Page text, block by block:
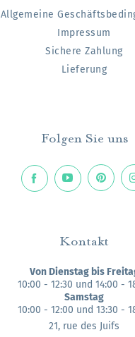
Allgemeine
Impressum
Sichere Zahlung
Lieferung
Folgen Sie uns
Kontakt
Von Dienstag bis
10:00 - 12:30 und 14:00 -
Samstag
10:00 - 12:00 und 13:30 -
21, rue des Juifs